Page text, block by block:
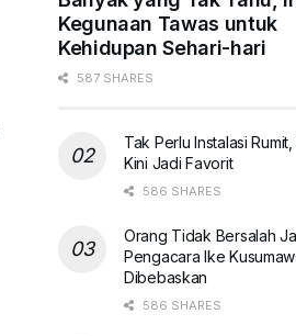
Kegunaan Tawas untuk
Kehidupan Sehari-hari
587 SHARES
Tak Perlu Instalasi
Kini Jadi Favorit
586 SHARES
Orang Tidak Bersalah
Pengacara Ike
Dibebaskan
586 SHARES